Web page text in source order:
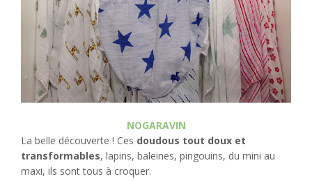
NOGARAVIN
La belle découverte ! Ces doudous tout doux et
transformables, lapins, baleines, pingouins, du mini au
maxi, ils sont tous à croquer.